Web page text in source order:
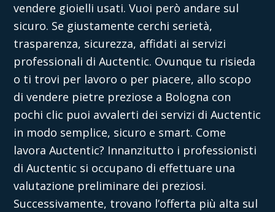
vendere gioielli usati. Vuoi però andare sul
sicuro. Se giustamente cerchi serietà,
trasparenza, sicurezza, affidati ai servizi
professionali diAuctentic. Ovunque tu risieda
o ti trovi per lavoro o per piacere, allo scopo
divendere pietre preziose a Bologna con
pochi clic puoi avvalerti dei servizi di Auctentic
in modo semplice, sicuro e smart. Come
lavoraAuctentic? Innanzitutto i professionisti
diAuctentic si occupano di effettuare una
valutazione preliminare dei preziosi.
Successivamente, trovano l’offerta più alta sul